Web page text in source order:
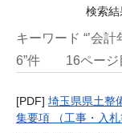
検索結
キーワード “’会
6”件
16ページ
[PDF] 埼玉県県土整
集要項 （工事・入